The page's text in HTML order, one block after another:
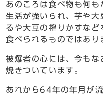
あのころは食べ物も何も
生活が強いられ、芋や大
るや大豆の搾りかすな
食べられるものではあり
被爆者の心には、今もな
焼きついています。
あれから64年の年月が